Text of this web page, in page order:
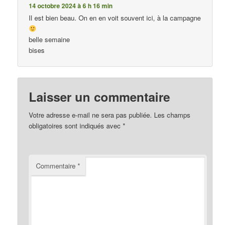
14 octobre 2024 à 6 h 16 min
Il est bien beau. On en en voit souvent ici, à la campagne
belle semaine
bises
Laisser un commentaire
Votre adresse e-mail ne sera pas publiée. Les champs
obligatoires sont indiqués avec*
Commentaire*